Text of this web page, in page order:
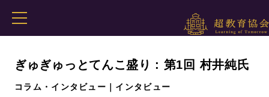
ぎゅぎゅっとてんこ盛り : 第1回 村井純氏
コラム・インタビュー｜インタビュー